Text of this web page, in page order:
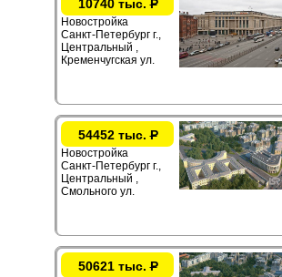
10740 тыс.Р
Новостройка
Санкт-Петербург г.,
Центральный ,
Кременчугская ул.
54452 тыс.Р
Новостройка
Санкт-Петербург г.,
Центральный ,
Смольного ул.
50621 тыс.Р